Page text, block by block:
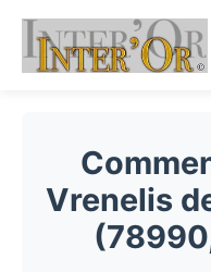
Vrenelis